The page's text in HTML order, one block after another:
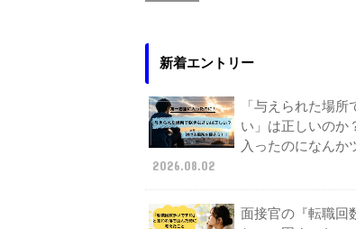
新着エントリー
「与えられた場所
い」は正しいのか
入ったのになんか
2026.08.02
面接官の『転職回